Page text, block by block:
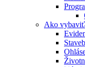
Ako